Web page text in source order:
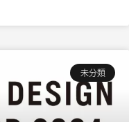
未分類